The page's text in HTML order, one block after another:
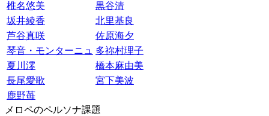
椎名悠美
黒谷清
坂井綾香
北里基良
芦谷真咲
佐原海夕
琴音・モンターニュ 多祢村理子
夏川澪
橋本麻由美
長尾愛歌
宮下美波
鹿野苺
メロペのペルソナ課題